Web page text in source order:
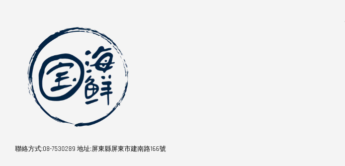
聯絡方式:08-7530289 地址:屏東縣屏東市建南路166號